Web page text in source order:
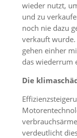
wieder nutzt,
und zu
noch nie dazu
verkauft wurde.
gehen einher
das wiederrum
Die
verdeutlicht